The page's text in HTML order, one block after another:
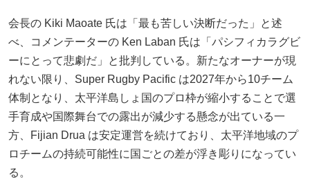
会長の Kiki Maoate 氏は「最も苦しい決断だった」と述
べ、コメンテーターの Ken Laban 氏は「パシフィカラグビ
ーにとって悲劇だ」と批判している。新たなオーナーが現
れない限り、Super Rugby Pacific は2027年から10チーム
体制となり、太平洋島しょ国のプロ枠が縮小することで選
手育成や国際舞台での露出が減少する懸念が出ている一
方、Fijian Drua は安定運営を続けており、太平洋地域のプ
ロチームの持続可能性に国ごとの差が浮き彫りになってい
る。